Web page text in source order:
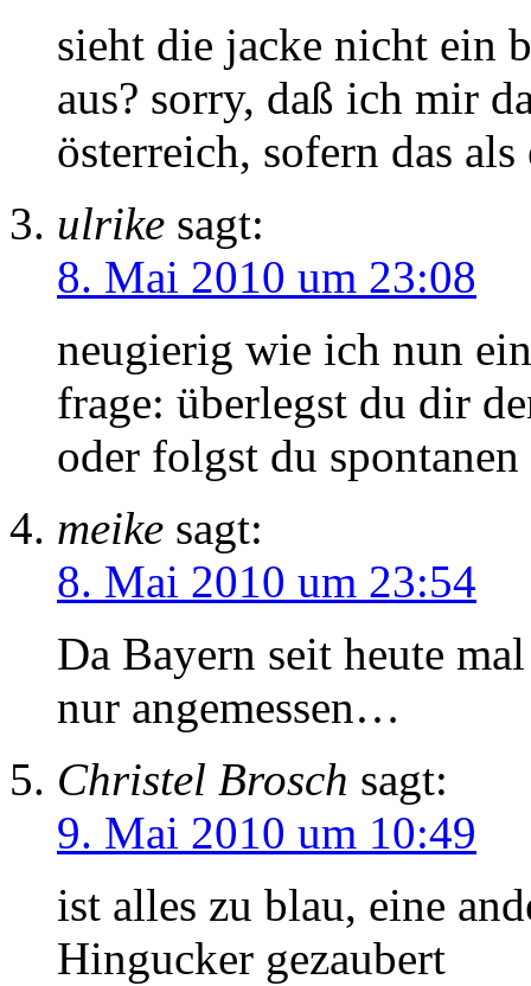
sieht die jacke nicht ein
aus? sorry, daß ich mir
österreich, sofern das
ulrike sagt:
8. Mai 2010 um 23:08
neugierig wie ich nun
frage: überlegst du dir
oder folgst du
meike sagt:
8. Mai 2010 um 23:54
Da Bayern seit heute
nur angemessen…
Christel Brosch sagt:
9. Mai 2010 um 10:49
ist alles zu blau, eine
Hingucker gezaubert